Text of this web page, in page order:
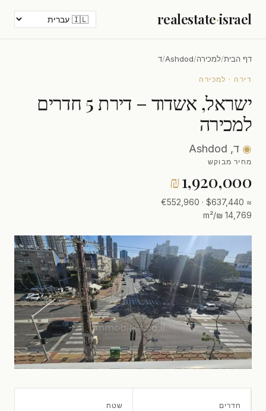
realestate·israel
דף הבית/למכירה/
Ashdod
/ד
דירה · למכירה
ישראל, אשדוד – דירת 5 חדרים
למכירה
◉ ד, Ashdod
מחיר מבוקש
₪1,920,000
≈ $637,440 · €552,960
14,769 ₪/m²
חדרים שטח